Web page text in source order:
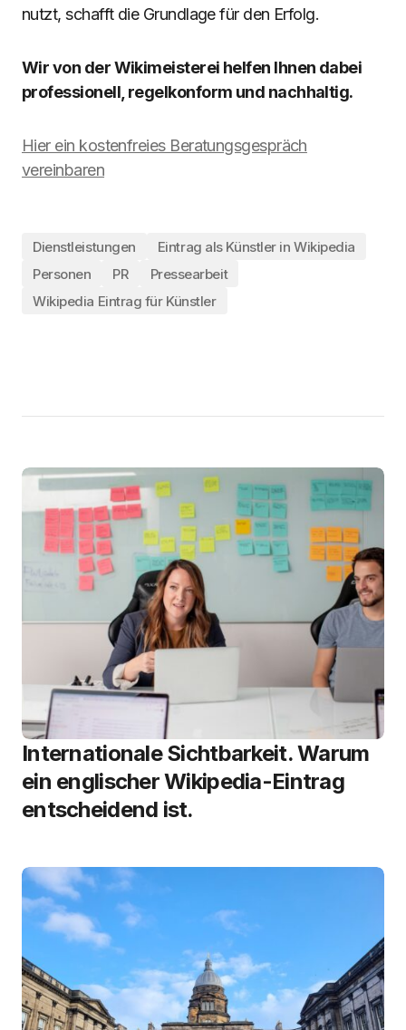
nutzt, schafft die Grundlage für den Erfolg.
Wir von der Wikimeisterei helfen Ihnen dabei
professionell, regelkonform und nachhaltig.
Hier ein kostenfreies Beratungsgespräch
vereinbaren
Dienstleistungen
Eintrag als Künstler in Wikipedia
Personen
PR
Pressearbeit
Wikipedia Eintrag für Künstler
Internationale Sichtbarkeit. Warum
ein englischer Wikipedia-Eintrag
entscheidend ist.